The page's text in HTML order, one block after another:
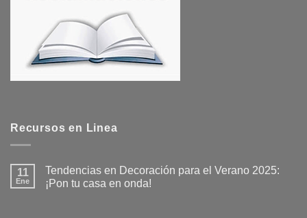
Recursos en Linea
11
Ene
Tendencias en Decoración para el Verano 2025:
¡Pon tu casa en onda!